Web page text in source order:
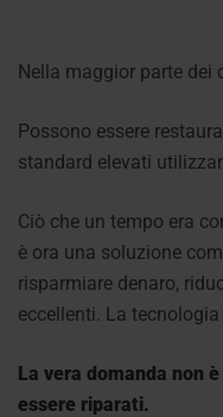
Nella maggior parte dei
Possono essere
standard elevati
Ciò che un tempo era
è ora una soluzione
risparmiare denaro,
eccellenti. La
La vera domanda non
essere riparati.